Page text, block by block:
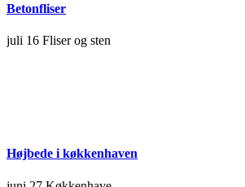
Betonfliser
juli 16 Fliser og sten
Højbede i køkkenhaven